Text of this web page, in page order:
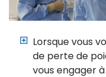
Lorsque vous
de perte de
vous engager